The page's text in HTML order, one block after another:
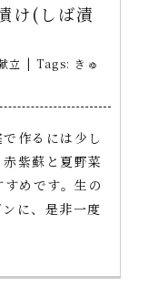
け(しば漬
立 | Tags: きゅ
作るには少し
紫蘇と夏野菜
めです。生の
に、是非一度